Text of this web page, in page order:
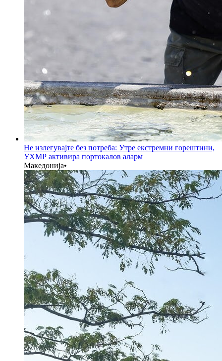
Не излегувајте без потреба: Утре екстремни горештини,
УХМР активира портокалов аларм
Македонија•